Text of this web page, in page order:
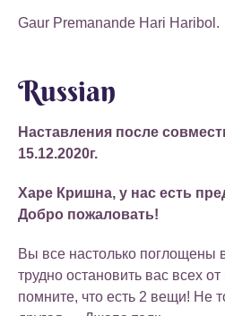
Gaur Premanande Hari Haribol.
Russian
Наставления после
15.12.2020г.
Харе Кришна, у нас есть
Добро пожаловать!
Вы все настолько поглощены
трудно остановить вас всех
помните, что есть 2 вещи! Не